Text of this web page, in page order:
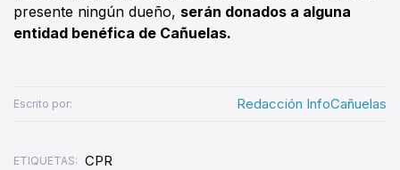
presente ningún dueño, serán donados a alguna
entidad benéfica de Cañuelas.
Escrito por: Redacción InfoCañuelas
ETIQUETAS: CPR